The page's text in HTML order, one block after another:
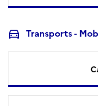
Transports -